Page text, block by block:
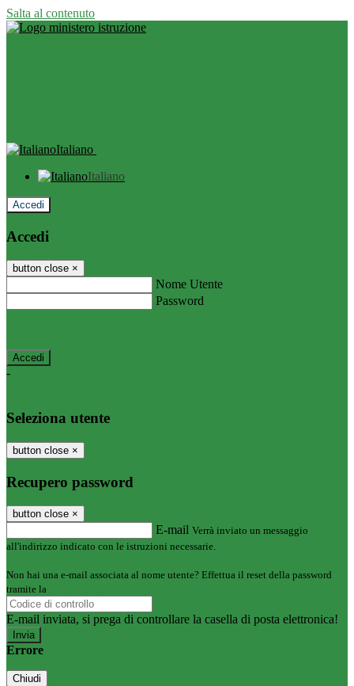
Salta al contenuto
Italiano
Italiano
Accedi
Accedi
button close ×
Nome Utente
Password
-
Seleziona utente
button close ×
Recupero password
button close ×
E-mail Verrà inviato un messaggio
all'indirizzo indicato con le istruzioni necessarie.
Non hai una e-mail associata al nome utente? Effettua il reset della password
tramite la
E-mail inviata, si prega di controllare la casella di posta elettronica!
Errore
Chiudi